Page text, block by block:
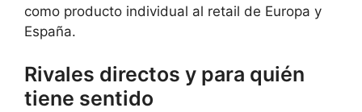
como producto individual al retail de Europa y
España.
Rivales directos y para quién
tiene sentido